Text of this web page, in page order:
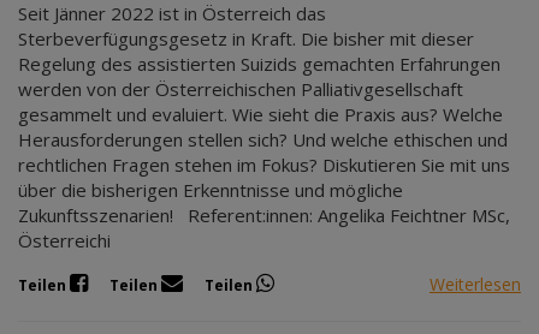
Seit Jänner 2022 ist in Österreich das
Sterbeverfügungsgesetz in Kraft. Die bisher mit dieser
Regelung des assistierten Suizids gemachten Erfahrungen
werden von der Österreichischen Palliativgesellschaft
gesammelt und evaluiert. Wie sieht die Praxis aus? Welche
Herausforderungen stellen sich? Und welche ethischen und
rechtlichen Fragen stehen im Fokus? Diskutieren Sie mit uns
über die bisherigen Erkenntnisse und mögliche
Zukunftsszenarien! Referent:innen: Angelika Feichtner MSc,
Österreichi
Teilen Teilen Teilen Weiterlesen